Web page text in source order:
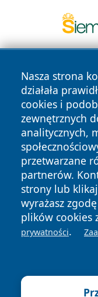
Nasza strona
działała
cookies i
zewnętrznych
analitycznych,
przetwarzane
partnerów.
strony lub
wyrażasz
plików cookies
prywatności.
Copyright © 2026
zastrzeżone.
News Autorzy
cześć